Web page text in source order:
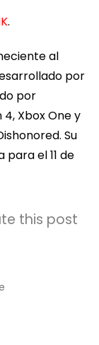
.
al
por
por
Xbox One y
Su
el 11 de
this post